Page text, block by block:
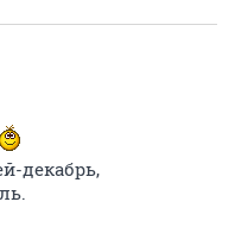
декабрь,